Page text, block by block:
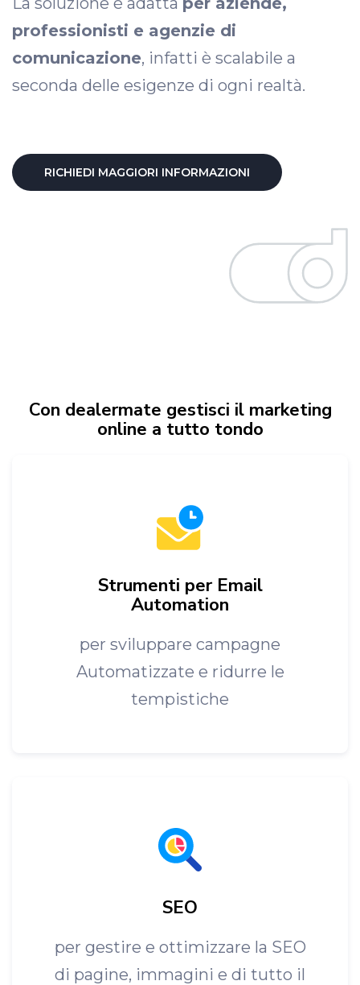
professionisti e agenzie di
comunicazione, infatti è scalabile a
seconda delle esigenze di ogni realtà.
RICHIEDI MAGGIORI INFORMAZIONI
Con dealermate gestisci il marketing
online a tutto tondo
Strumenti per Email
Automation
per sviluppare campagne
Automatizzate e ridurre le
tempistiche
SEO
per gestire e ottimizzare la SEO
di pagine, immagini e di tutto il